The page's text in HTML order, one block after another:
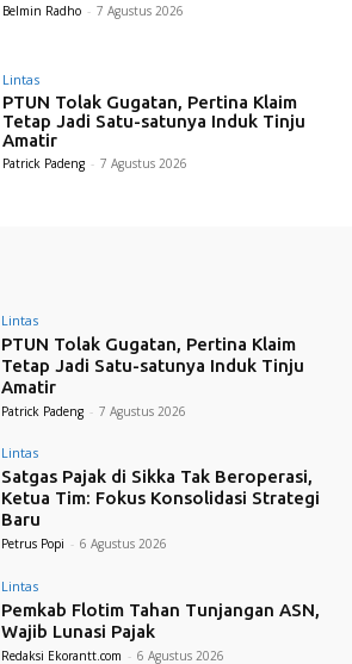
Belmin Radho - 7 Agustus 2026
Lintas
PTUN Tolak Gugatan, Pertina Klaim
Tetap Jadi Satu-satunya Induk Tinju
Amatir
Patrick Padeng - 7 Agustus 2026
Lintas
PTUN Tolak Gugatan, Pertina Klaim
Tetap Jadi Satu-satunya Induk Tinju
Amatir
Patrick Padeng - 7 Agustus 2026
Lintas
Satgas Pajak di Sikka Tak Beroperasi,
Ketua Tim: Fokus Konsolidasi Strategi
Baru
Petrus Popi - 6 Agustus 2026
Lintas
Pemkab Flotim Tahan Tunjangan ASN,
Wajib Lunasi Pajak
Redaksi Ekorantt.com - 6 Agustus 2026